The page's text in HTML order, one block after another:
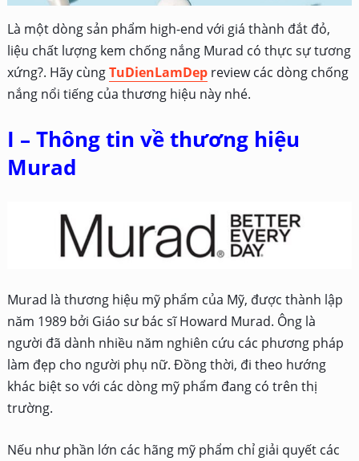
Là một dòng sản phẩm high-end với giá thành đắt đỏ,
liệu chất lượng kem chống nắng Murad có thực sự tương
xứng?. Hãy cùngTuDienLamDepreview các dòng chống
nắng nổi tiếng của thương hiệu này nhé.
I – Thông tin về thương hiệu
Murad
Murad là thương hiệu mỹ phẩm của Mỹ, được thành lập
năm 1989 bởi Giáo sư bác sĩ Howard Murad. Ông là
người đã dành nhiều năm nghiên cứu các phương pháp
làm đẹp cho người phụ nữ. Đồng thời, đi theo hướng
khác biệt so với các dòng mỹ phẩm đang có trên thị
trường.
Nếu như phần lớn các hãng mỹ phẩm chỉ giải quyết các